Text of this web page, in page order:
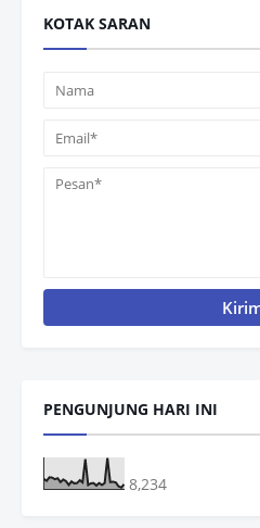
KOTAK SARAN
PENGUNJUNG HARI INI
8,234